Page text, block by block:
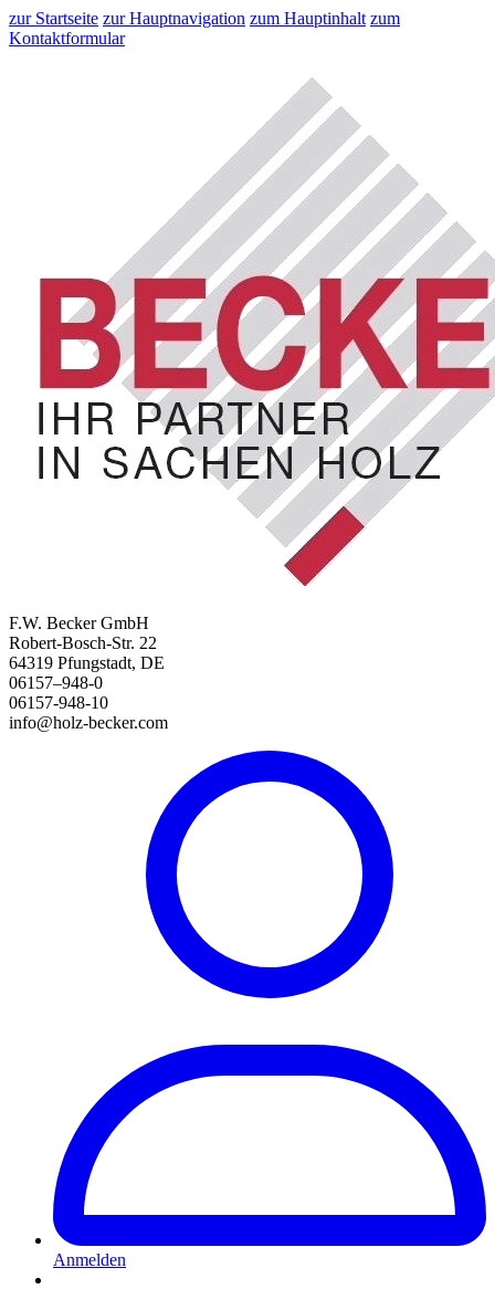
zur Startseite zur Hauptnavigation zum Hauptinhalt zum
Kontaktformular
F.W. Becker GmbH
Robert-Bosch-Str. 22
64319 Pfungstadt, DE
06157–948-0
06157-948-10
info@holz-becker.com
Anmelden